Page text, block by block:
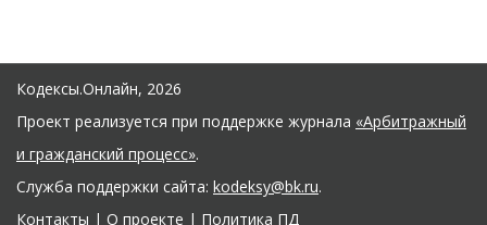
Кодексы.Онлайн, 2026
Проект реализуется при поддержке журнала «Арбитражный
и гражданский процесс».
Служба поддержки сайта: kodeksy@bk.ru.
Контакты | О проекте | Политика ПД